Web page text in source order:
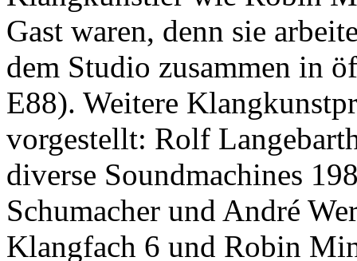
Gast waren, denn sie
dem Studio zusammen in
E88). Weitere
vorgestellt: Rolf
diverse Soundmachines
Schumacher und André
Klangfach 6 und Robin